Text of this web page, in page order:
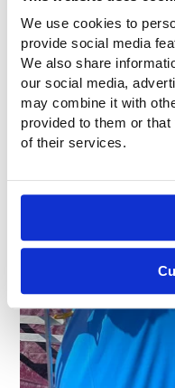
We use cookies to
provide social media
We also share
our social media,
may combine it with
provided to them or
of their services.